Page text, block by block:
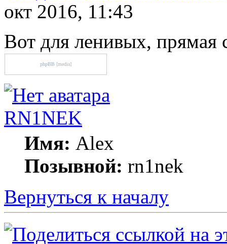
окт 2016, 11:43
Вот для ленивых, прямая
phpBB [media]
RN1NEK
Имя: Alex
Позывной: rn1nek
Вернуться к началу